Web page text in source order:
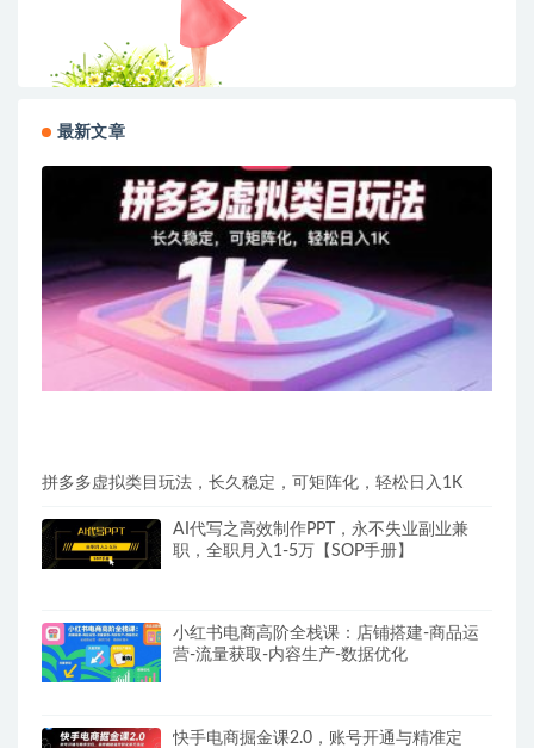
最新文章
拼多多虚拟类目玩法，长久稳定，可矩阵化，轻松日入1K
AI代写之高效制作PPT，永不失业副业兼
职，全职月入1-5万【SOP手册】
小红书电商高阶全栈课：店铺搭建-商品运
营-流量获取-内容生产-数据优化
快手电商掘金课2.0，账号开通与精准定